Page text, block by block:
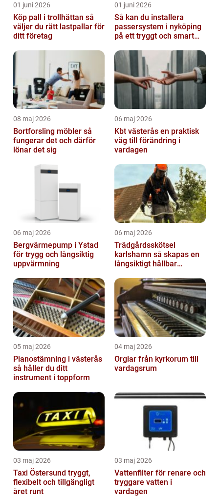
01 juni 2026
Köp pall i trollhättan så
väljer du rätt lastpallar för
ditt företag
01 juni 2026
Så kan du installera
passersystem i nyköping
på ett tryggt och smart
08 maj 2026
Bortforsling möbler så
fungerar det och därför
lönar det sig
06 maj 2026
Kbt västerås en praktisk
väg till förändring i
vardagen
06 maj 2026
Bergvärmepump i Ystad
för trygg och långsiktig
uppvärmning
06 maj 2026
Trädgårdsskötsel
karlshamn så skapas en
långsiktigt hållbar
05 maj 2026
Pianostämning i västerås
så håller du ditt
instrument i toppform
04 maj 2026
Orglar från kyrkorum till
vardagsrum
03 maj 2026
Taxi Östersund tryggt,
flexibelt och tillgängligt
året runt
03 maj 2026
Vattenfilter för renare och
tryggare vatten i
vardagen